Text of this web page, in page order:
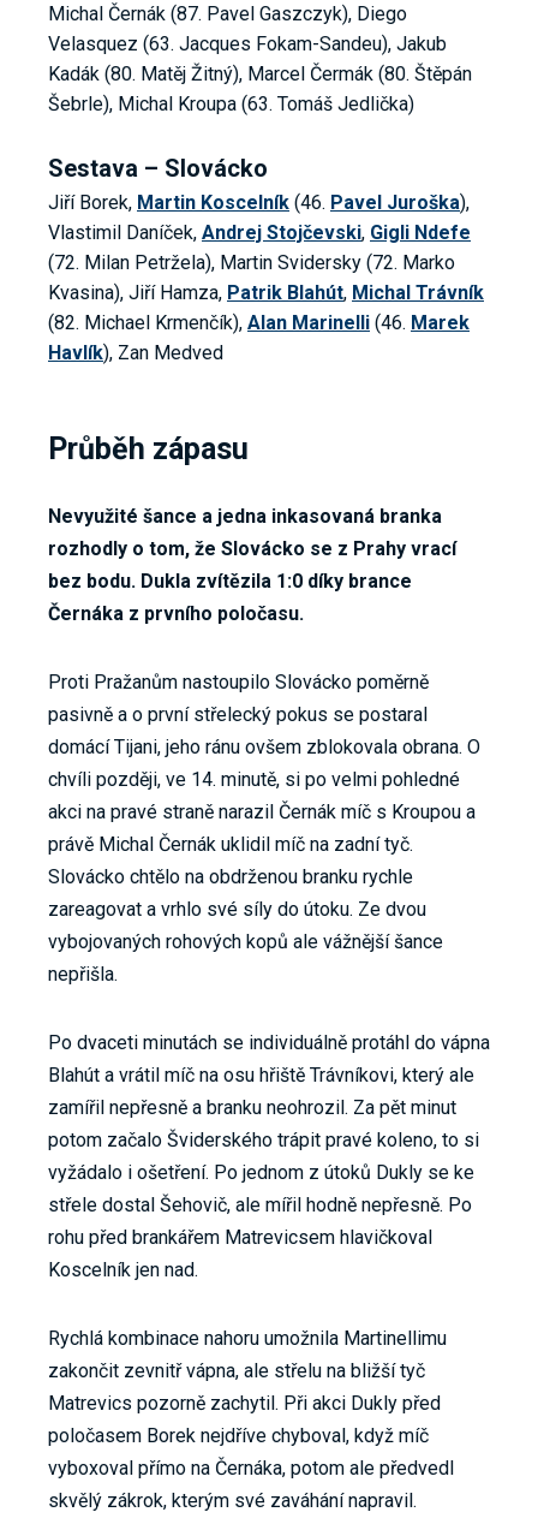
Michal Černák (87. Pavel Gaszczyk), Diego
Velasquez (63. Jacques Fokam-Sandeu), Jakub
Kadák (80. Matěj Žitný), Marcel Čermák (80. Štěpán
Šebrle), Michal Kroupa (63. Tomáš Jedlička)
Sestava – Slovácko
Jiří Borek, Martin Koscelník (46. Pavel Juroška),
Vlastimil Daníček, Andrej Stojčevski, Gigli Ndefe
(72. Milan Petržela), Martin Svidersky (72. Marko
Kvasina), Jiří Hamza, Patrik Blahút, Michal Trávník
(82. Michael Krmenčík), Alan Marinelli (46. Marek
Havlík), Zan Medved
Průběh zápasu
Nevyužité šance a jedna inkasovaná branka
rozhodly o tom, že Slovácko se z Prahy vrací
bez bodu. Dukla zvítězila 1:0 díky brance
Černáka z prvního poločasu.
Proti Pražanům nastoupilo Slovácko poměrně
pasivně a o první střelecký pokus se postaral
domácí Tijani, jeho ránu ovšem zblokovala obrana. O
chvíli později, ve 14. minutě, si po velmi pohledné
akci na pravé straně narazil Černák míč s Kroupou a
právě Michal Černák uklidil míč na zadní tyč.
Slovácko chtělo na obdrženou branku rychle
zareagovat a vrhlo své síly do útoku. Ze dvou
vybojovaných rohových kopů ale vážnější šance
nepřišla.
Po dvaceti minutách se individuálně protáhl do vápna
Blahút a vrátil míč na osu hřiště Trávníkovi, který ale
zamířil nepřesně a branku neohrozil. Za pět minut
potom začalo Šviderského trápit pravé koleno, to si
vyžádalo i ošetření. Po jednom z útoků Dukly se ke
střele dostal Šehovič, ale mířil hodně nepřesně. Po
rohu před brankářem Matrevicsem hlavičkoval
Koscelník jen nad.
Rychlá kombinace nahoru umožnila Martinellimu
zakončit zevnitř vápna, ale střelu na bližší tyč
Matrevics pozorně zachytil. Při akci Dukly před
poločasem Borek nejdříve chyboval, když míč
vyboxoval přímo na Černáka, potom ale předvedl
skvělý zákrok, kterým své zaváhání napravil.